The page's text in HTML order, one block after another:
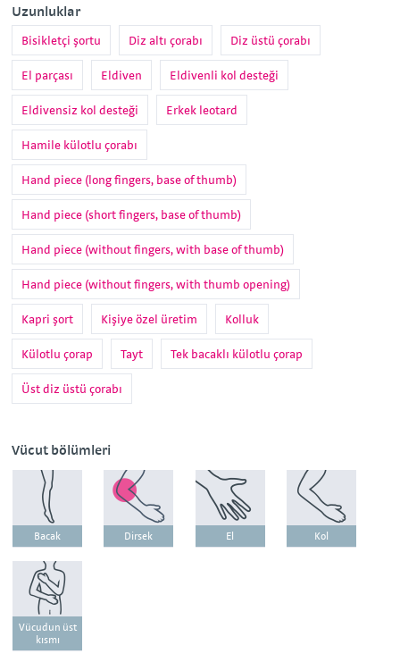
Uzunluklar
Bisikletçi şortu Diz altı çorabı Diz üstü çorabı
El parçası Eldiven Eldivenli kol desteği
Eldivensiz kol desteği Erkek leotard
Hamile külotlu çorabı
Hand piece (long fingers, base of thumb)
Hand piece (short fingers, base of thumb)
Hand piece (without fingers, with base of thumb)
Hand piece (without fingers, with thumb opening)
Kapri şort Kişiye özel üretim Kolluk
Külotlu çorap Tayt Tek bacaklı külotlu çorap
Üst diz üstü çorabı
Vücut bölümleri
Bacak Dirsek El Kol
Vücudun üst
kısmı